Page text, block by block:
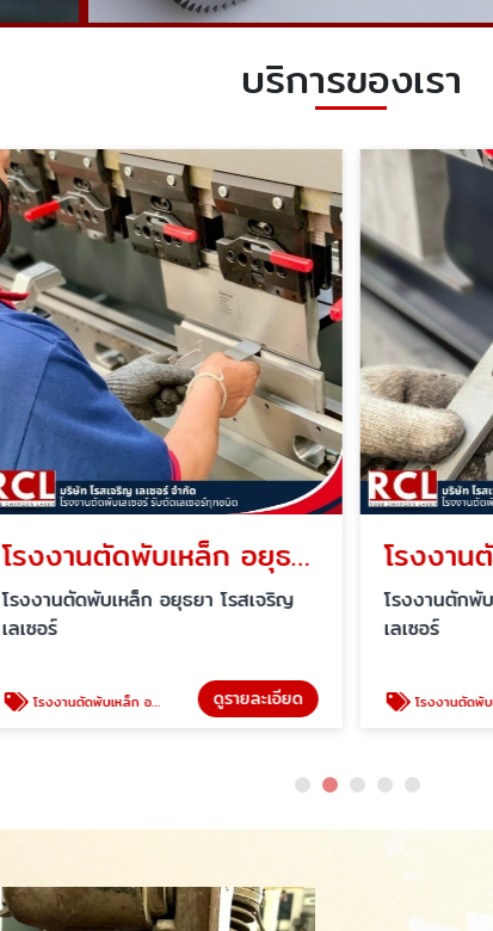
บริการของเรา
โรงงานตัดพับเหล็ก อยุธยา
โรงงานตัดพับเหล็ก อยุธยา โรสเจริญ
เลเซอร์
โรงงานตัดพับเหล็ก อยุธยา ดูรายละเอียด
โรงงา
โรงงานตักพั
เลเซอร์
โรงงานตัดพับอ